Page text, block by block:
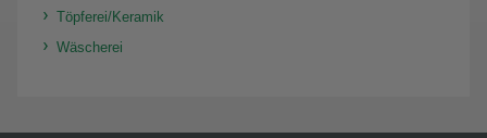
Töpferei/Keramik
Wäscherei